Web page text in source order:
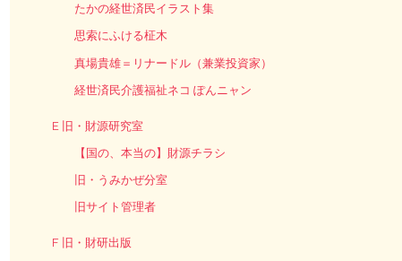
たかの経世済民イラスト集
思索にふける柾木
真場貴雄＝リナードル（兼業投資家）
経世済民介護福祉ネコ ぽんニャン
E 旧・財源研究室
【国の、本当の】財源チラシ
旧・うみかぜ分室
旧サイト管理者
F 旧・財研出版